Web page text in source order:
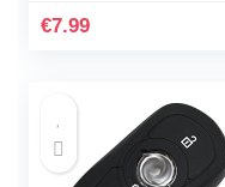
Sterke FM/AM/DAB-
€7.99